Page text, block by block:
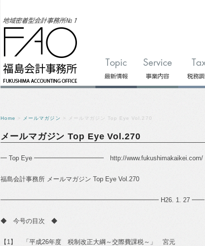
Home > メールマガジン > メールマガジン Top Eye Vol.270
メールマガジン Top Eye Vol.270
━ Top Eye ━━━━━━━━━━━ http://www.fukushimakaikei.com/
福島会計事務所 メールマガジン Top Eye Vol.270
━━━━━━━━━━━━━━━━━━━━━━━━━ H26. 1. 27 ━━
◆ 今号の目次 ◆
【 1】 「平成26年度 税制改正大綱～交際費課税～」 宮元